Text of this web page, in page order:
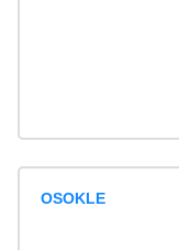
OSOKLE